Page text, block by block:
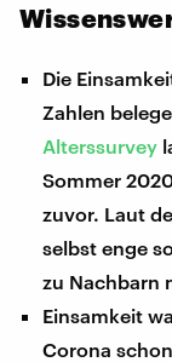
Die
Zahlen
Alterssurvey
Sommer
zuvor. Laut
selbst enge
zu Nachbarn
Einsamkeit
Corona